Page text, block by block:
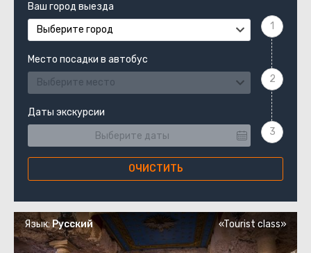
Ваш город выезда
Выберите город
Место посадки в автобус
Выберите место
Даты экскурсии
ОЧИСТИТЬ
Язык:Русский «Tourist class»